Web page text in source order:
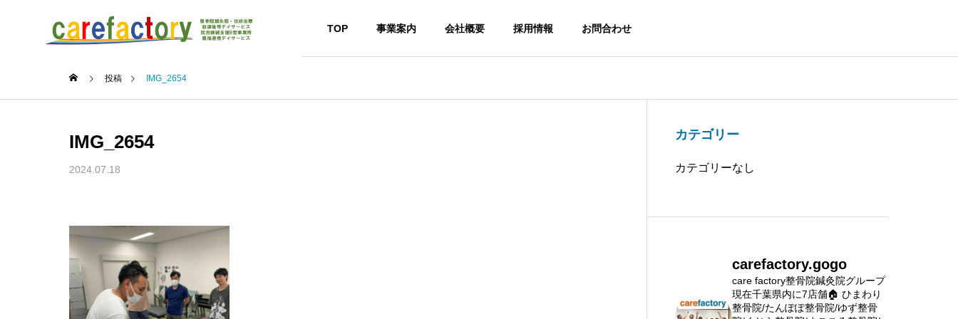
TOP 事業案内 会社概要 採用情報 お問合わせ
投稿 IMG_2654
IMG_2654
2024.07.18
カテゴリー
カテゴリーなし
carefactory.gogo
care factory整骨院鍼灸院グループ
現在千葉県内に7店舗🏠 ひまわり
整骨院/たんぽぽ整骨院/ゆず整骨